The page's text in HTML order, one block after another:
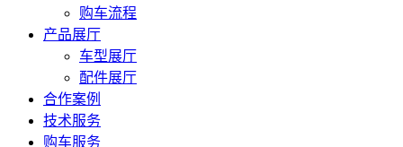
购车流程
产品展厅
车型展厅
配件展厅
合作案例
技术服务
购车服务